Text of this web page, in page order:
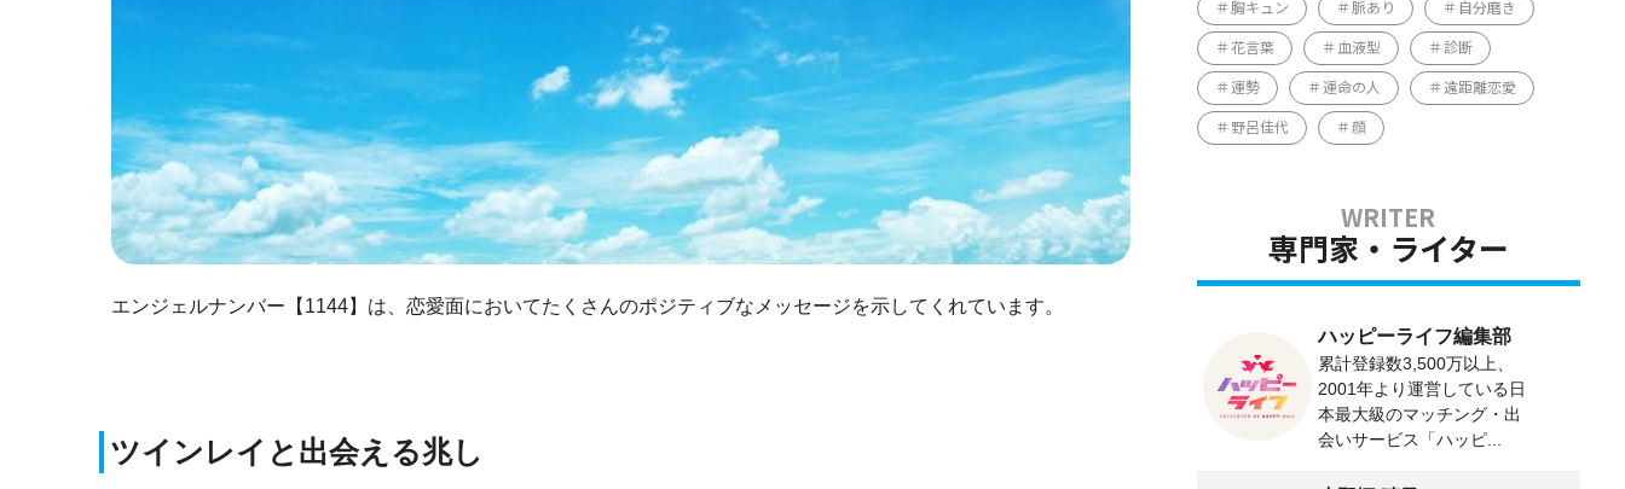
エンジェルナンバー【1144】は、恋愛面においてたくさんのポジティブなメッセージを示してくれています。
ツインレイと出会える兆し
胸キュン 脈あり 自分磨き
花言葉 血液型 診断
運勢 運命の人 遠距離恋愛
野呂佳代 顔
専門家・ライター
ハッピーライフ編集部
累計登録数3,500万以上、
2001年より運営している日
本最大級のマッチング・出
会いサービス「ハッピ...